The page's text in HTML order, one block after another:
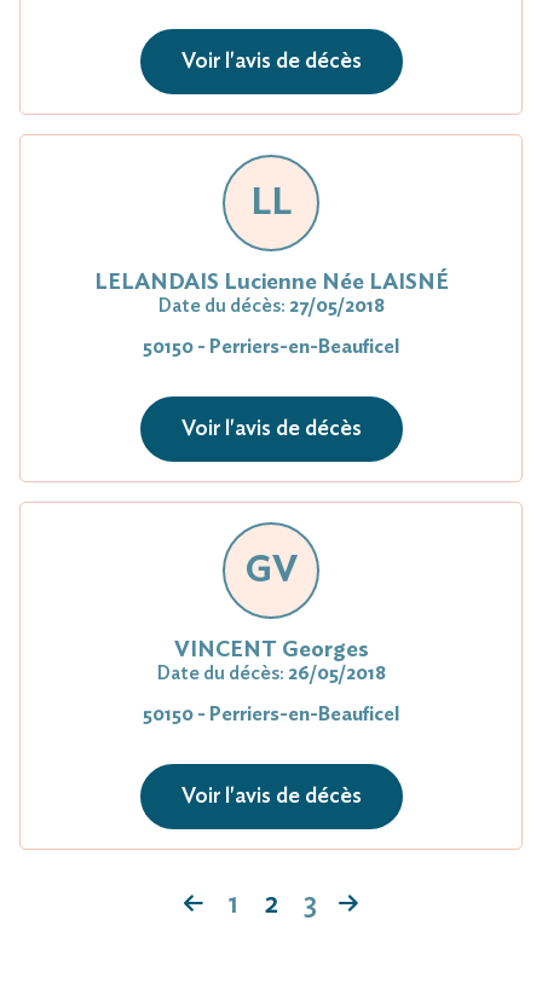
Voir l'avis de décès
LL
LELANDAIS Lucienne Née LAISNÉ
Date du décès: 27/05/2018
50150 - Perriers-en-Beauficel
Voir l'avis de décès
GV
VINCENT Georges
Date du décès: 26/05/2018
50150 - Perriers-en-Beauficel
Voir l'avis de décès
1 2 3